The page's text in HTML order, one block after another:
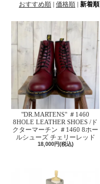
おすすめ順 | 価格順 | 新着順
"DR.MARTENS" ＃1460
8HOLE LEATHER SHOES /ド
クターマーチン ＃1460 8ホー
ルシューズ チェリーレッド
18,000円(税込)